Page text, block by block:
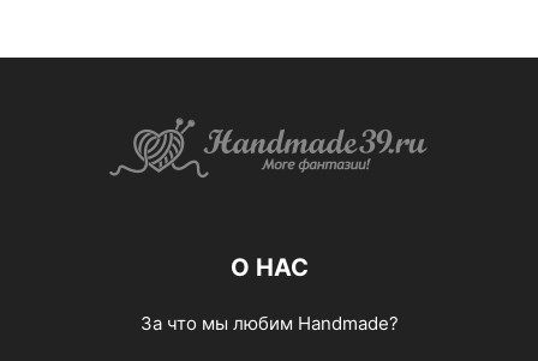
О НАС
За что мы любим Handmade?